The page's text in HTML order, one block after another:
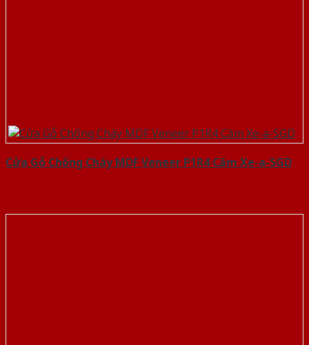
Cửa Gỗ Chống Cháy MDF Veneer P1R4 Căm Xe-a-SGD